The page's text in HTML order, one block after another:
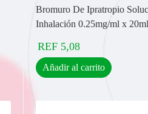
Bromuro De Ipratropio
Inhalación 0.25mg/ml x
REF 5,08
Añadir al carrito